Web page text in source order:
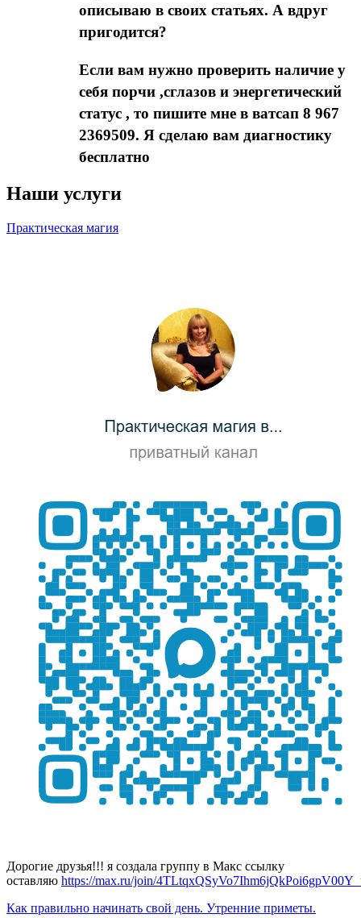
описываю в своих статьях. А вдруг
пригодится?
Если вам нужно проверить наличие у
себя порчи ,сглазов и энергетический
статус , то пишите мне в ватсап 8 967
2369509. Я сделаю вам диагностику
бесплатно
Наши услуги
Практическая магия
Дорогие друзья!!! я создала группу в Макс ссылку
оставляю https://max.ru/join/
Как правильно начинать свой день. Утренние приметы.